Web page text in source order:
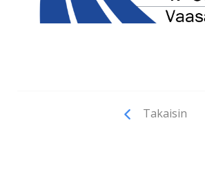
Takaisin